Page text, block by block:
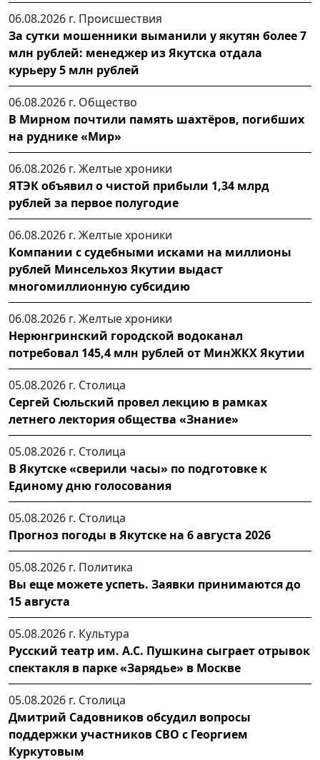
06.08.2026 г. Происшествия
За сутки мошенники выманили у якутян более 7
млн рублей: менеджер из Якутска отдала
курьеру 5 млн рублей
06.08.2026 г. Общество
В Мирном почтили память шахтёров, погибших
на руднике «Мир»
06.08.2026 г. Желтые хроники
ЯТЭК объявил о чистой прибыли 1,34 млрд
рублей за первое полугодие
06.08.2026 г. Желтые хроники
Компании с судебными исками на миллионы
рублей Минсельхоз Якутии выдаст
многомиллионную субсидию
06.08.2026 г. Желтые хроники
Нерюнгринский городской водоканал
потребовал 145,4 млн рублей от МинЖКХ Якутии
05.08.2026 г. Столица
Сергей Сюльский провел лекцию в рамках
летнего лектория общества «Знание»
05.08.2026 г. Столица
В Якутске «сверили часы» по подготовке к
Единому дню голосования
05.08.2026 г. Столица
Прогноз погоды в Якутске на 6 августа 2026
05.08.2026 г. Политика
Вы еще можете успеть. Заявки принимаются до
15 августа
05.08.2026 г. Культура
Русский театр им. А.С. Пушкина сыграет отрывок
спектакля в парке «Зарядье» в Москве
05.08.2026 г. Столица
Дмитрий Садовников обсудил вопросы
поддержки участников СВО с Георгием
Куркутовым